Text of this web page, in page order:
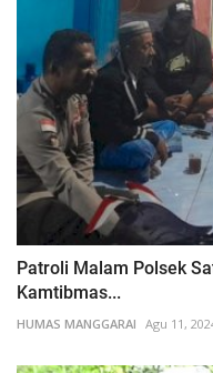
Patroli Malam Polsek
Kamtibmas...
HUMAS MANGGARAI Agu 11,